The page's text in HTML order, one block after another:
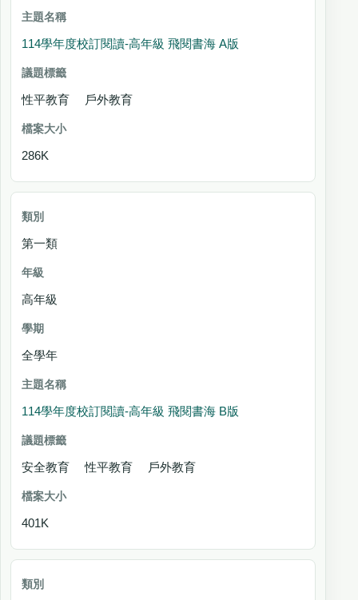
114學年度校訂閱讀-高年級 飛閱書海 A版
性平教育 戶外教育
286K
第一類
高年級
全學年
114學年度校訂閱讀-高年級 飛閱書海 B版
安全教育 性平教育 戶外教育
401K